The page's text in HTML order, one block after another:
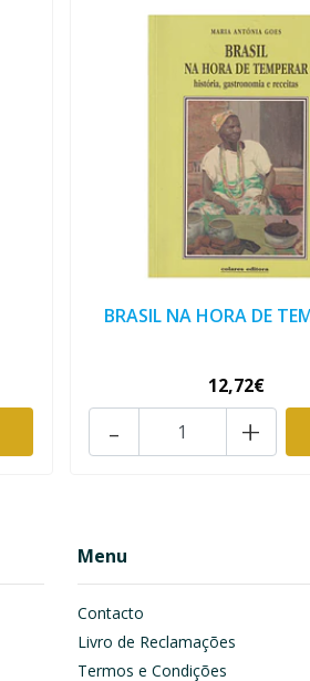
BRASIL NA HORA DE
12,72€
+
-
Menu
Contacto
Livro de Reclamações
Termos e Condições